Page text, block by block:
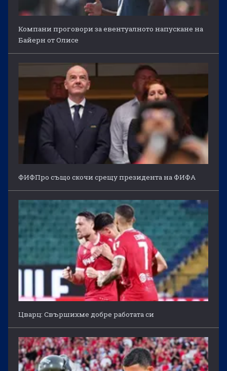
Компани проговори за евентуалното напускане на
Байерн от Олисе
ФИФПро също скочи срещу президента на ФИФА
Цварц: Свършихме добре работата си